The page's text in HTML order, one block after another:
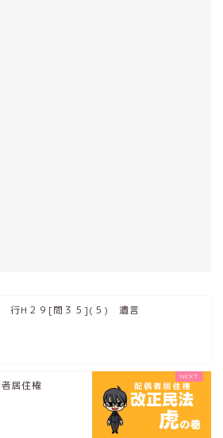
行H２９[問３５](５) 遺言
居住権